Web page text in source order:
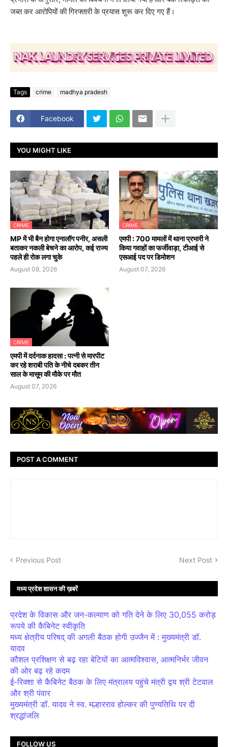
जब्त कर आरोपियों की गिरफ्तारी के प्रयास शुरू कर दिए गए हैं।
Tags crime madhya pradesh
Facebook
YOU MIGHT LIKE
CRIME
MP में भी बैन होगा एनालॉग पनीर, असली
बताकर नकली बेचने का आरोप, कई राज्य
पहले ही रोक लगा चुके
August 08, 2026
CRIME
एमपी : 700 मामलों में थाना प्रभारी ने
किया गवाहों का फर्जीवाड़ा, टीआई से
एसआई पद पर डिमोशन
August 07, 2026
CRIME
एमपी में दर्दनाक हादसा : पत्नी से मारपीट
कर रहे शराबी पति के नीचे दबकर तीन
साल के मासूम की मौके पर मौत
August 07, 2026
POST A COMMENT
Previous Post Next Post
मध्य प्रदेश शासन की ख़बरें
प्रदेश के विकास और जन-कल्याण को गति देने के लिए 30,055 करोड़
रूपये की कैबिनेट स्वीकृति
मध्य क्षेत्रीय परिषद् की अगली बैठक होगी उज्जैन में : मुख्यमंत्री डॉ.
यादव
कौशल प्रशिक्षण से बढ़ रहा बेटियों का आत्मविश्वास, आत्मनिर्भर जीवन
की ओर बढ़ रहे कदम
ई-रिक्शा से कैबिनेट बैठक के लिए मंत्रालय पहुंचे मंत्री द्वय श्री टेटवाल
और श्री पंवार
मुख्यमंत्री डॉ. यादव ने स्व. मल्हारराव होल्कर की पुण्यतिथि पर दी
श्रद्धांजलि
FOLLOW US